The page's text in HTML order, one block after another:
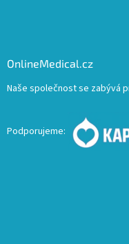
OnlineMedical.cz
Naše společnost se zabývá
Podporujeme: